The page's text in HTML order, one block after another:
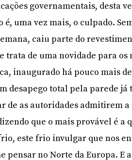
governamentais, desta
é, uma vez mais, o culpado.
caiu parte do
trata de uma novidade para
inaugurado há pouco mais
desapego total pela parede
de as autoridades admitirem
que o mais provável é a
este frio invulgar que nos
pensar no Norte da Europa. E